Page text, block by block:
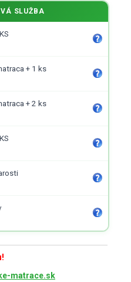
SLUŽBA
+ 1 ks
+ 2 ks
matrace.sk